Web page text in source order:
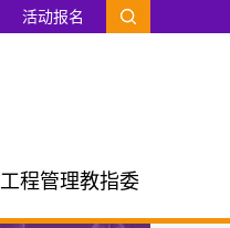
活动报名
程管理教指委